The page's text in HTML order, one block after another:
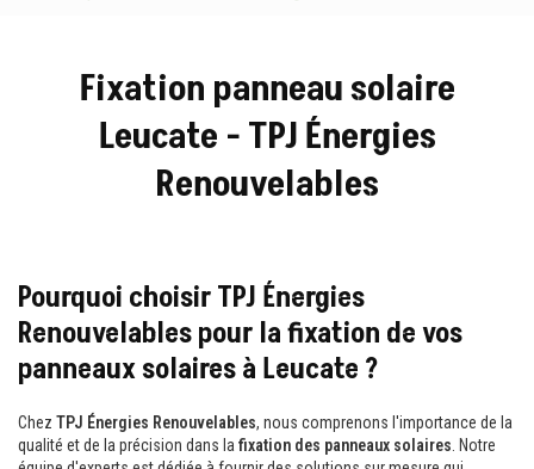
Fixation panneau solaire
Leucate - TPJ Énergies
Renouvelables
Pourquoi choisir TPJ Énergies
Renouvelables pour la fixation de vos
panneaux solaires à Leucate ?
Chez TPJ Énergies Renouvelables, nous comprenons l'importance de la
qualité et de la précision dans la fixation des panneaux solaires . Notre